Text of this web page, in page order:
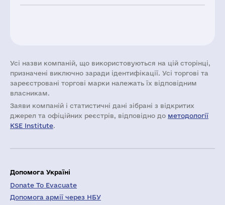
Усі назви компаній, що використовуються на цій сторінці,
призначені виключно заради ідентифікації. Усі торгові та
зареєстровані торгові марки належать їх відповідним
власникам.
Заяви компаній i статистичні дані зібрані з відкритих
джерел та офіційних реєстрів, відповідно до методології
KSE Institute.
Допомога Україні
Donate To Evacuate
Допомога армії через НБУ